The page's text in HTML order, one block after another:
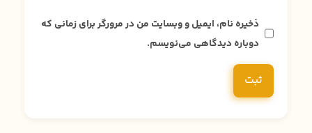
ذخیره نام، ایمیل و وبسایت من در مرورگر برای زمانی که
دوباره دیدگاهی می‌نویسم.